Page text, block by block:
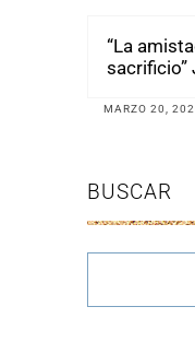
“La
sacrificio”
MARZO 20,
BUSCAR